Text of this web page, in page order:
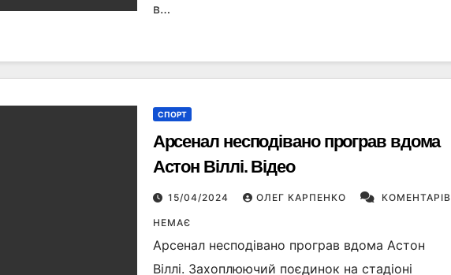
в…
СПОРТ
Арсенал несподівано програв вдома
Астон Віллі. Відео
15/04/2024 ОЛЕГ КАРПЕНКО КОМЕНТАРІВ
НЕМАЄ
Арсенал несподівано програв вдома Астон
Віллі. Захоплюючий поєдинок на стадіоні